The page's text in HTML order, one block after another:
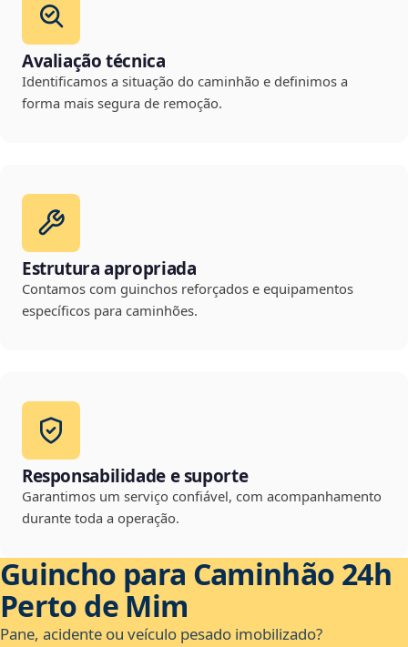
Avaliação técnica
Identificamos a situação do caminhão e definimos a
forma mais segura de remoção.
Estrutura apropriada
Contamos com guinchos reforçados e equipamentos
específicos para caminhões.
Responsabilidade e suporte
Garantimos um serviço confiável, com acompanhamento
durante toda a operação.
Guincho para Caminhão 24h
Perto de Mim
Pane, acidente ou veículo pesado imobilizado?